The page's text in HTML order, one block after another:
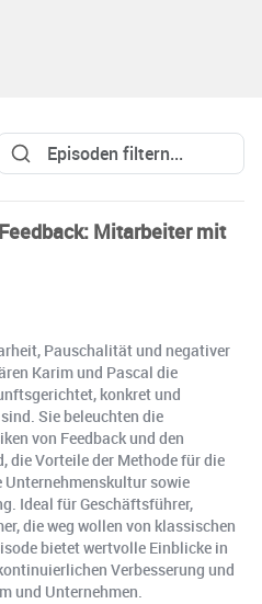
Mitarbeiter mit
Pauschalität und negativer
Karim und Pascal die
konkret und
Sie beleuchten die
von Feedback und den
die Vorteile der Methode für die
sowie
Ideal für Geschäftsführer,
die weg wollen von klassischen
bietet wertvolle Einblicke in
Verbesserung und
und Unternehmen.